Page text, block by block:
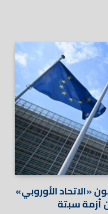
يحثون «الاتحاد الأوروبي»
أزمة سبتة